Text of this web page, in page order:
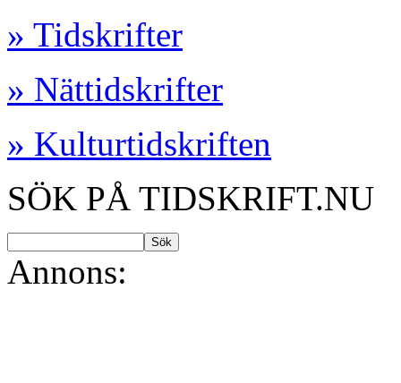
» Tidskrifter
» Nättidskrifter
» Kulturtidskriften
SÖK PÅ TIDSKRIFT.NU
Annons: